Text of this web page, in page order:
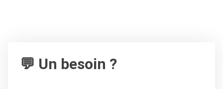
💬 Un besoin ?